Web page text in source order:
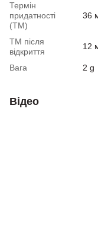
Термін
придатності
(ТМ)
36
ТМ після
відкриття
12
Вага 2 g
Відео